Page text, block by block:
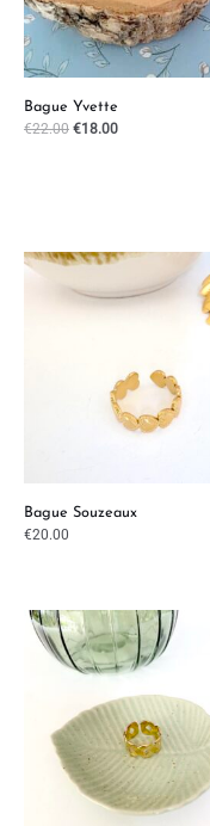
Bague Yvette
€22.00 €18.00
Bague Souzeaux
€20.00